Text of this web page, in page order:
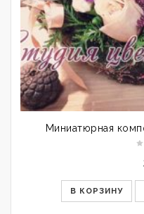
Миниатюрная
В КОРЗИНУ